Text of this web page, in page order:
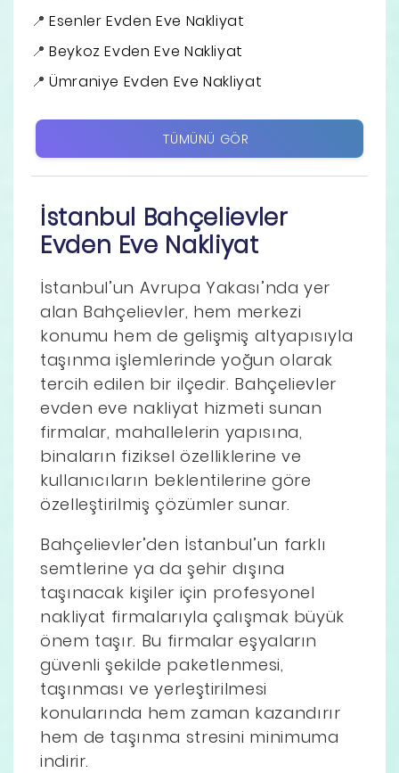
Esenler Evden Eve Nakliyat
Beykoz Evden Eve Nakliyat
Ümraniye Evden Eve Nakliyat
TÜMÜNÜ GÖR
İstanbul Bahçelievler
Evden Eve Nakliyat
İstanbul’un Avrupa Yakası’nda yer
alan Bahçelievler, hem merkezi
konumu hem de gelişmiş altyapısıyla
taşınma işlemlerinde yoğun olarak
tercih edilen bir ilçedir. Bahçelievler
evden eve nakliyat hizmeti sunan
firmalar, mahallelerin yapısına,
binaların fiziksel özelliklerine ve
kullanıcıların beklentilerine göre
özelleştirilmiş çözümler sunar.
Bahçelievler’den İstanbul’un farklı
semtlerine ya da şehir dışına
taşınacak kişiler için profesyonel
nakliyat firmalarıyla çalışmak büyük
önem taşır. Bu firmalar eşyaların
güvenli şekilde paketlenmesi,
taşınması ve yerleştirilmesi
konularında hem zaman kazandırır
hem de taşınma stresini minimuma
indirir.